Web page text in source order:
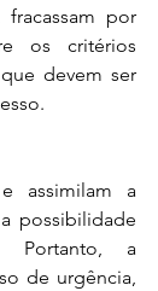
fracassam por
os critérios
devem ser
assimilam a
possibilidade
Portanto, a
de urgência,